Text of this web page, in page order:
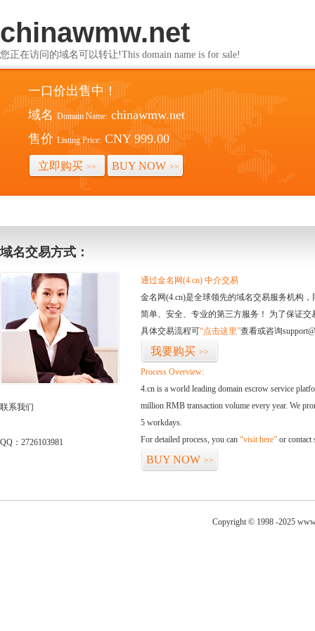
chinawmw.net
您正在访问的域名可以转让!This domain name is for sale!
一口价出售中！
域名 Domain Name: chinawmw.net
售价 Listing Price: CNY 999.00
立即购买 >> BUY NOW >>
域名交易方式：
联系我们
QQ：2726103981
通过金名网(4.cn) 中介交易
金名网(4.cn)是全球领先的域名交易服务机构
简单、安全、专业的第三方服务！ 为了保证
具体交易流程可“点击这里”查看或咨询
我要购买 >>
Process Overview:
4.cn is a world leading domain escrow service
million RMB transaction volume every year. We
5 workdays.
For detailed process, you can “visit here” or contact
BUY NOW >>
Copyright © 1998 -2025